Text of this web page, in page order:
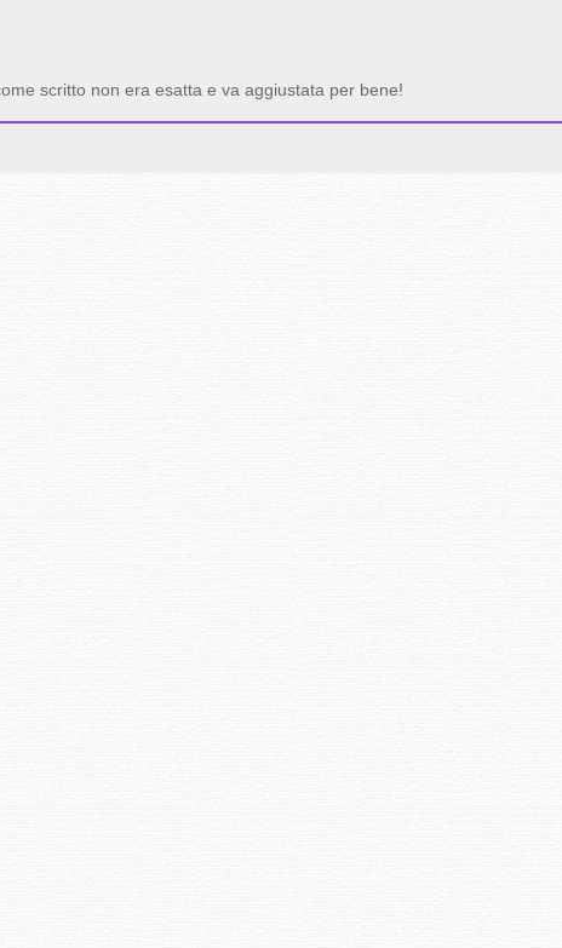
scritto non era esatta e va aggiustata per bene!